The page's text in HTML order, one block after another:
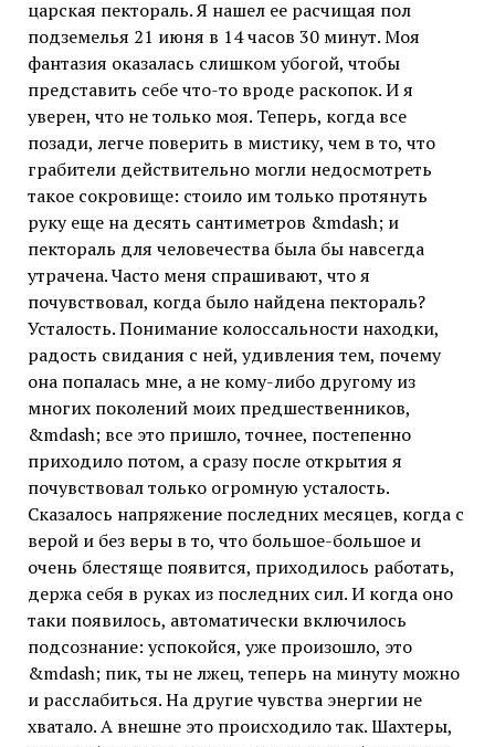
царская пектораль. Я нашел ее расчищая пол
подземелья 21 июня в 14 часов 30 минут. Моя
фантазия оказалась слишком убогой, чтобы
представить себе что-то вроде раскопок. И я
уверен, что не только моя. Теперь, когда все
позади, легче поверить в мистику, чем в то, что
грабители действительно могли недосмотреть
такое сокровище: стоило им только протянуть
руку еще на десять сантиметров &mdash; и
пектораль для человечества была бы навсегда
утрачена. Часто меня спрашивают, что я
почувствовал, когда было найдена пектораль?
Усталость. Понимание колоссальности находки,
радость свидания с ней, удивления тем, почему
она попалась мне, а не кому-либо другому из
многих поколений моих предшественников,
&mdash; все это пришло, точнее, постепенно
приходило потом, а сразу после открытия я
почувствовал только огромную усталость.
Сказалось напряжение последних месяцев, когда с
верой и без веры в то, что большое-большое и
очень блестяще появится, приходилось работать,
держа себя в руках из последних сил. И когда оно
таки появилось, автоматически включилось
подсознание: успокойся, уже произошло, это
&mdash; пик, ты не лжец, теперь на минуту можно
и расслабиться. На другие чувства энергии не
хватало. А внешне это происходило так. Шахтеры,